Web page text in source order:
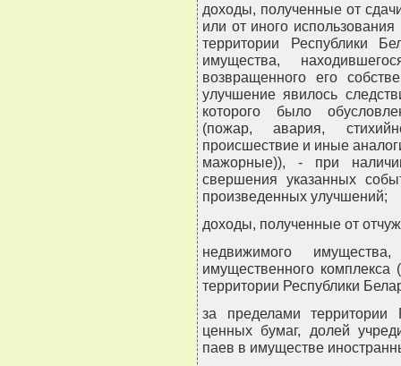
доходы, полученные от
или от иного
территории Республики
имущества,
возвращенного его
улучшение явилось
которого было
(пожар, авария,
происшествие и иные
мажорные)), - при
свершения указанных
произведенных улучшений;
доходы, полученные от
недвижимого
имущественного комплекса
территории Республики
за пределами территории
ценных бумаг, долей
паев в имуществе